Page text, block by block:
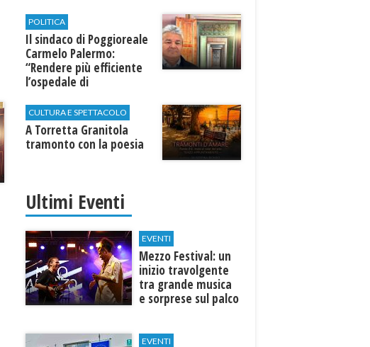
POLITICA
Il sindaco di Poggioreale
Carmelo Palermo:
“Rendere più efficiente
l’ospedale di
CULTURA E SPETTACOLO
​A Torretta Granitola
tramonto con la poesia
Ultimi Eventi
EVENTI
Mezzo Festival: un
inizio travolgente
tra grande musica
e sorprese sul palco
EVENTI